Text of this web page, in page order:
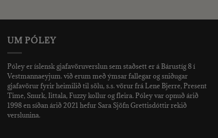
UM PÓLEY
Póley er íslensk gjafavöruverslun sem staðsett er á Bárustíg 8 í
Vestmannaeyjum. við erum með ýmsar fallegar og sniðugar
gjafavörur fyrir heimilið til sölu, s.s. vörur frá Lene Bjerre, Present
Time, Snurk, Iittala, Fuzzy kollur og fleira. Póley var opnuð árið
1998 en síðan árið 2021 hefur Sara Sjöfn Grettisdóttir rekið
verslunina.